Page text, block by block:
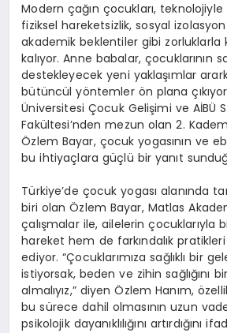
Modernçağın çocukları, teknolojiyle
fiziksel hareketsizlik, sosyal
akademik beklentiler gibi zorluklarla
kalıyor. Anne babalar, çocuklarının
destekleyecek yeni yaklaşımlar
bütüncül yöntemler ön planaçıkı
Üniversitesi Çocuk Gelişimi ve AİBÜ
Fakültesi’nden mezun olan 2.
Özlem Bayar, çocuk yogasının ve
bu ihtiyaçlara güçlü bir yanıt sundu
Türkiye’de çocuk yogasıalanında
biri olanÖzlem Bayar, Matlas
çalışmalar ile, ailelerinçocuklarıyla
hareket hem de farkındalık
ediyor.“Çocuklarımıza sağlıklıbir
istiyorsak, beden ve zihin sağlığını
almalıyız,” diyenÖzlem Hanım, ö
bu sürece dahil olmasının uzun
psikolojik dayanıklılığını artırdığını